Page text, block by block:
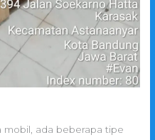
ada beberapa tipe